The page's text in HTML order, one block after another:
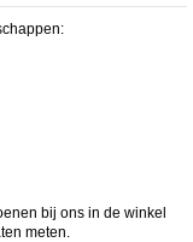
bij ons in de winkel
meten.